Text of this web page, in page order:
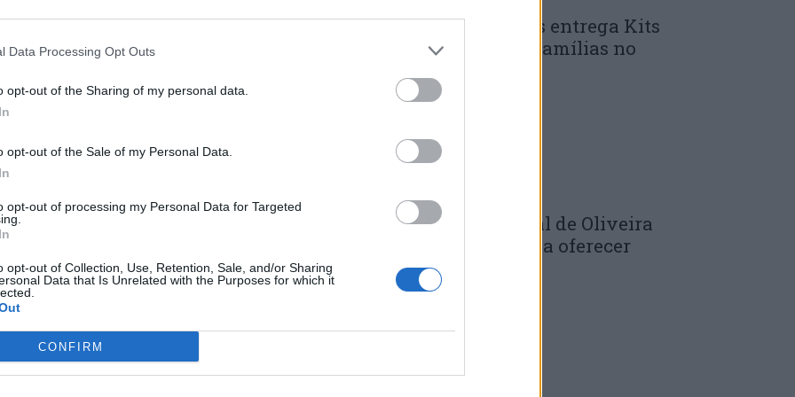
Data Processing Opt Outs
opt-out of the Sharing of my personal data.
opt-out of the Sale of my Personal Data.
opt-out of processing my Personal Data for Targeted
opt-out of Collection, Use, Retention, Sale, and/or Sharing
Data that Is Unrelated with the Purposes for which it
CONFIRM
segundas, quartas e sextas-feiras, no
Pinto, onde a iniciativa foi lançada nesta
da vereadora Irene Guimarães, responsável
e de Paulo Diz, da administração da ULS
exercício físico e por enfermeiros. A
referenciação pelos médicos e
de S. João da Madeira.
multidisciplinar e
articulado da comunidade para oferecer uma
para esta população.
Município de Góis entrega Kits
Comunitários às famílias no
30 DE JULHO, 2026
Câmara Municipal de Oliveira
do Hospital volta a oferecer
cadernos de...
30 DE JULHO, 2026